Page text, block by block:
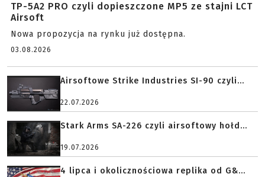
TP-5A2 PRO czyli dopieszczone MP5 ze stajni LCT
Airsoft
Nowa propozycja na rynku już dostępna.
03.08.2026
Airsoftowe Strike Industries SI-90 czyli...
22.07.2026
Stark Arms SA-226 czyli airsoftowy hołd...
19.07.2026
4 lipca i okolicznościowa replika od G&...